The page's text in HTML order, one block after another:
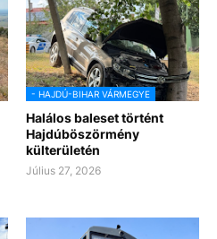
- HAJDÚ-BIHAR VÁRMEGYE
Halálos baleset történt
Hajdúböszörmény
külterületén
Július 27, 2026